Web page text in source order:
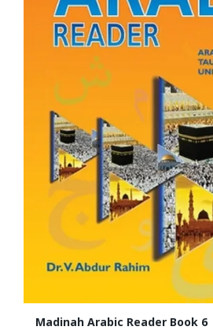
Madinah Arabic Reader Book 6